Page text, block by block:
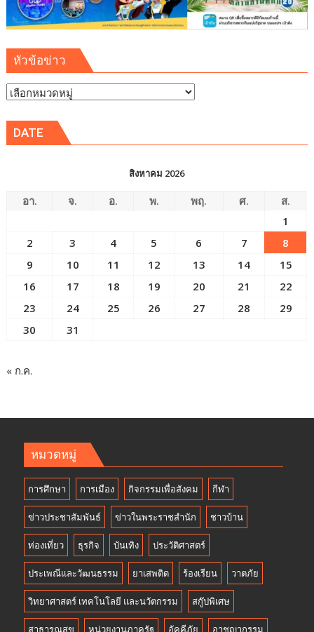
หัวข้อข่าว
หัวข้อ
DATE
สิงหาคม 2026
อา. จ. อ. พ. พฤ. ศ.
ส.
1
2
3 4 5 6 7
8
9
10 11 12 13 14
15
16
17 18 19 20 21
22
23
24 25 26 27 28
29
30
31
« ก.ค.
หมวดหมู่
การศึกษา การเมือง กิจกรรมเพื่อสังคม กีฬา
ข่าวประชาสัมพันธ์ ข่าวในพระราชสำนัก ชาวบ้าน
ท่องเที่ยว ธุรกิจ บันเทิง ประวัติศาสตร์
ประเพณีและวัฒนธรรม ยาเสพติด ร้องเรียน วาตภัย
วิทยาศาสตร์ เทคโนโลยี และนวัตกรรม สกู๊ปพิเศษ
สาธารณสุข หน่วยงานภาครัฐ อัคคีภัย อาชญากรรม